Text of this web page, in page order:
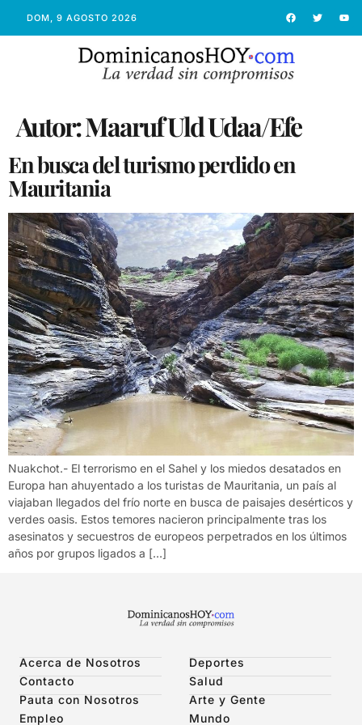
DOM, 9 AGOSTO 2026
Autor:Maaruf Uld Udaa/Efe
En busca del turismo perdido en
Mauritania
Nuakchot.- El terrorismo en el Sahel y los miedos desatados en
Europa han ahuyentado a los turistas de Mauritania, un país al
viajaban llegados del frío norte en busca de paisajes desérticos y
verdes oasis. Estos temores nacieron principalmente tras los
asesinatos y secuestros de europeos perpetrados en los últimos
años por grupos ligados a […]
Acerca de Nosotros
Contacto
Pauta con Nosotros
Empleo
Deportes
Salud
Arte y Gente
Mundo